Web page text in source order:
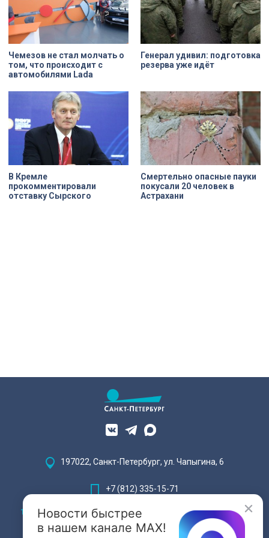
Чемезов не стал молчать о
том, что происходит с
автомобилями Lada
Генерал удивил: подготовка
резерва уже идёт
В Кремле
прокомментировали
отставку Сырского
Смертельно опасные пауки
покусали 20 человек в
Астрахани
Новости быстрее
в нашем канале MAX!
197022, Санкт-Петербург, ул. Чапыгина, 6
+7 (812) 335-15-71
Внимание! Отдельные видеоматериалы, размещенные на настоящем
сайте, могут содержать информацию, предназначенную для лиц,
достигших 18 лет.